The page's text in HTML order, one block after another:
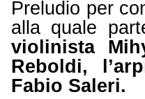
Preludio per
alla quale
violinista
Reboldi,
Fabio Saleri.